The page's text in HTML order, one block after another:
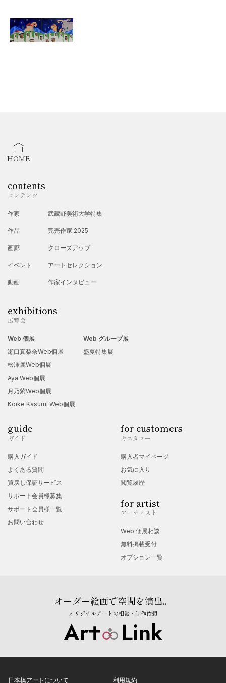
HOME
contents
コンテンツ
作家
作品
画廊
イベント
動画
武蔵野美術大学特集
完売作家 2025
クローズアップ
アートセレクション
作家インタビュー
exhibitions
展覧会
Web 個展
瀬口真梨奈Web個展
松澤麗Web個展
Aya Web個展
月乃紫Web個展
Koike Kasumi Web個展
Web グループ展
盛夏特集展
guide
ガイド
購入ガイド
よくある質問
買戻し保証サービス
サポート会員様募集
サポート会員様一覧
お問い合わせ
for customers
カスタマー
購入者マイページ
お気に入り
閲覧履歴
for artist
アーティスト
Web 個展相談
無料掲載受付
オプション一覧
オーダー絵画で空間を演出。
オリジナルアートの相談・制作依頼
日本橋アートについて 利用規約